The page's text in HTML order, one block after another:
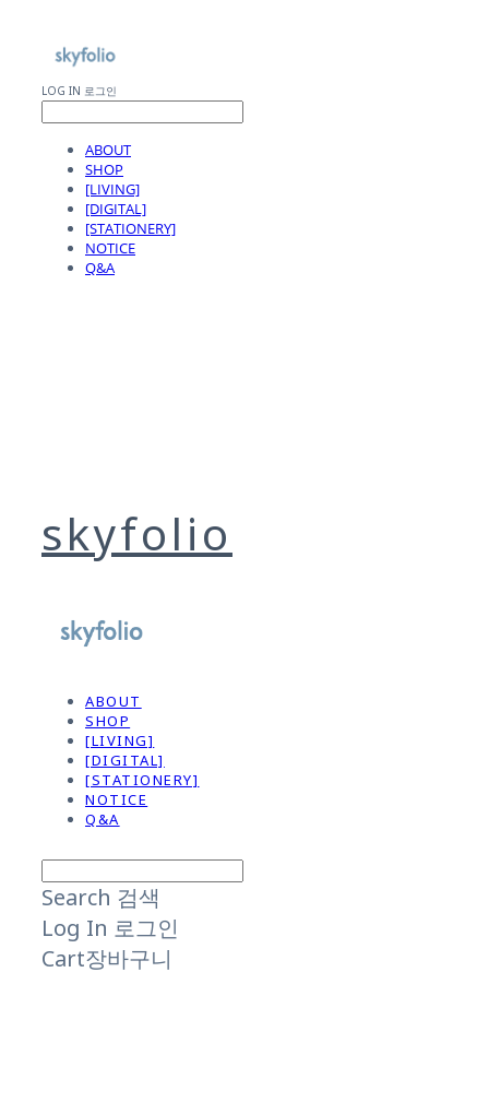
LOG IN 로그인
ABOUT
SHOP
[LIVING]
[DIGITAL]
[STATIONERY]
NOTICE
Q&A
skyfolio
ABOUT
SHOP
[LIVING]
[DIGITAL]
[STATIONERY]
NOTICE
Q&A
Search 검색
Log In 로그인
Cart장바구니